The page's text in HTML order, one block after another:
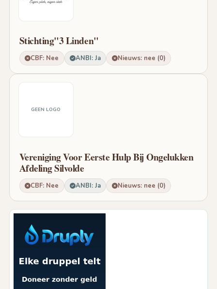
Stichting"3 Linden"
CBF: Nee ANBI: Ja Nieuws: nee (0)
GEEN LOGO
Vereniging Voor Eerste Hulp Bij Ongelukken
Afdeling Silvolde
CBF: Nee ANBI: Ja Nieuws: nee (0)